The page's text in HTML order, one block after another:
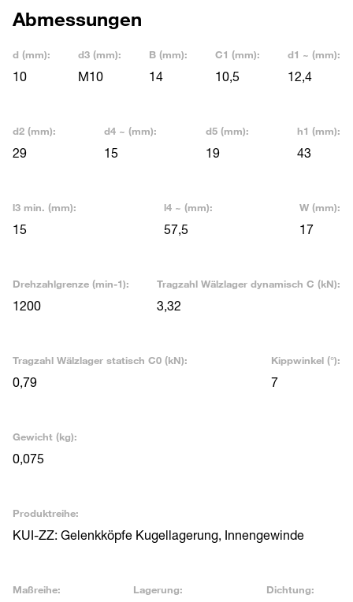
Abmessungen
d (mm):
10
d3 (mm):
M10
B (mm):
14
C1 (mm):
10,5
d1 ~ (mm):
12,4
d2 (mm):
29
d4 ~ (mm):
15
d5 (mm):
19
h1 (mm):
43
l3 min. (mm):
15
l4 ~ (mm):
57,5
W (mm):
17
Drehzahlgrenze (min-1):
1200
Tragzahl Wälzlager dynamisch C (kN):
3,32
Tragzahl Wälzlager statisch C0 (kN):
0,79
Kippwinkel (°):
7
Gewicht (kg):
0,075
Produktreihe:
KUI-ZZ: Gelenkköpfe Kugellagerung, Innengewinde
Maßreihe: Lagerung: Dichtung: